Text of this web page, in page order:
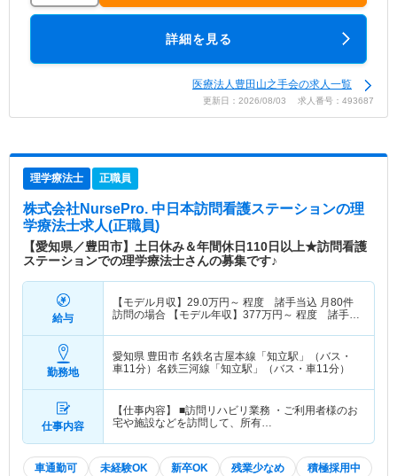
詳細を見る
医療法人豊田山之手会の求人一覧
更新日：2026/08/03 求人番号：493687
理学療法士 正職員
株式会社NursePro. 中日本訪問看護ステーションの理
学療法士求人(正職員)
【愛知県／豊田市】土日休み＆年間休日110日以上★訪問看護
ステーションでの理学療法士さんの募集です♪
給与
【モデル月収】 29.0万円～ 程度 諸手当込 月80件
訪問の場合 【モデル年収】 377万円～ 程度 諸手
勤務地
愛知県 豊田市 名鉄名古屋本線「知立駅」（バス・
車11分）名鉄三河線「知立駅」（バス・車11分）
仕事内容
【仕事内容】 ■訪問リハビリ業務 ・ご利用者様のお
宅や施設などを訪問して、所有…
車通勤可 未経験OK 新卒OK 残業少なめ 積極採用中